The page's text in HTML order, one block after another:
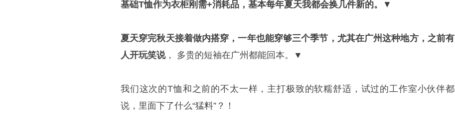
基础T恤作为衣柜刚需+消耗品，基本每年夏天我都会换几件新的。 ▼
夏天穿完秋天接着做内搭穿，一年也能穿够三个季节，尤其在广州这种地方，之前有
人开玩笑说， 多贵的短袖在广州都能回本。 ▼
我们这次的T恤和之前的不太一样，主打极致的软糯舒适，试过的工作室小伙伴都
说，里面下了什么“猛料”？！